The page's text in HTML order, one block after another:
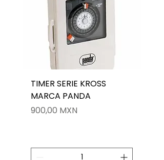
TIMER SERIE KROSS
MARCA PANDA
Precio
900,00 MXN